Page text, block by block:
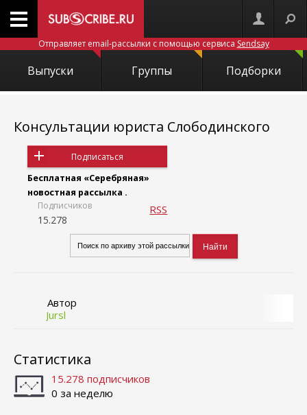
Отправляет email-рассылки с помощью сервиса Sendsay
Выпуски Группы Подборки
Консультации юриста Слободинского
Подписаться
Бесплатная «Серебряная»
новостная рассылка .
Подписчиков
15.278
RSS
Автор
Jursl
Статистика
15.278 подписчиков
0 за неделю